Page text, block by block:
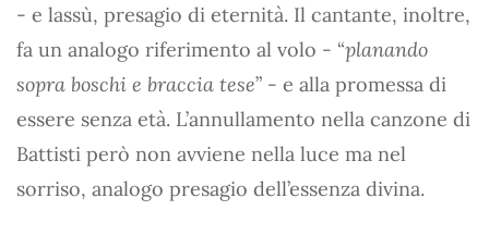
- e lassù, presagio di eternità. Il cantante, inoltre,
fa un analogo riferimento al volo - “planando
sopra boschi e braccia tese” - e alla promessa di
essere senza età. L’annullamento nella canzone di
Battisti però non avviene nella luce ma nel
sorriso, analogo presagio dell’essenza divina.